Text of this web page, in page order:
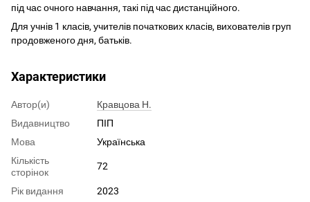
під час очного навчання, такі під час дистанційного.
Для учнів 1 класів, учителів початкових класів, вихователів груп
продовженого дня, батьків.
Характеристики
Автор(и)
Кравцова Н.
Видавництво
ПІП
Мова
Українська
Кількість
сторінок
72
Рік видання
2023